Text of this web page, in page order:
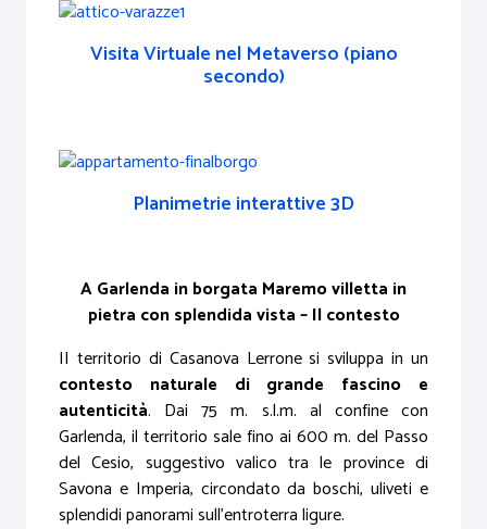
Visita Virtuale nel Metaverso (piano
secondo)
Planimetrie interattive 3D
A Garlenda in borgata Maremo villetta in
pietra con splendida vista – Il contesto
II territorio di Casanova Lerrone si sviluppa in un
contesto naturale di grande fascino e
autenticità. Dai 75 m. s.l.m. al confine con
Garlenda, il territorio sale fino ai 600 m. del Passo
del Cesio, suggestivo valico tra le province di
Savona e Imperia, circondato da boschi, uliveti e
splendidi panorami sull’entroterra ligure.